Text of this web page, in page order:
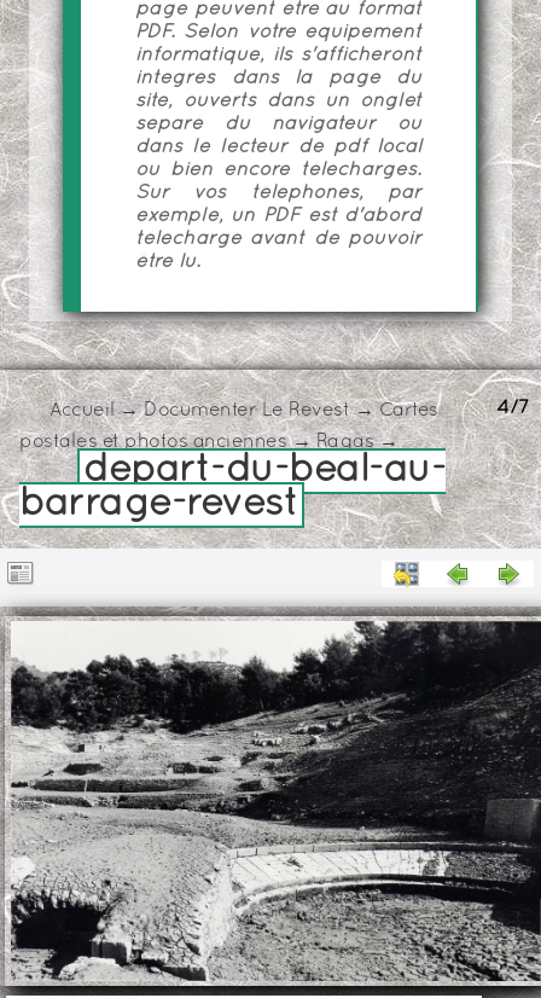
page peuvent être au format
PDF. Selon votre équipement
informatique, ils s'afficheront
intégrés dans la page du
site, ouverts dans un onglet
séparé du navigateur ou
dans le lecteur de pdf local
ou bien encore téléchargés.
Sur vos téléphones, par
exemple, un PDF est d'abord
téléchargé avant de pouvoir
être lu.
4/7
Accueil→Documenter Le Revest→Cartes
postales et photos anciennes→Ragas→
depart-du-beal-au-
barrage-revest